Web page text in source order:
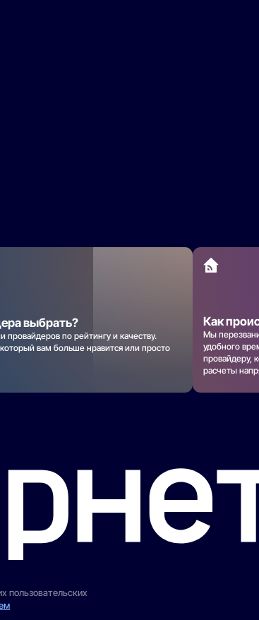
выбрать?
по рейтингу и качеству.
вам больше нравится или просто
Как
Мы
удобного
провайдеру,
расчеты
пользовательских